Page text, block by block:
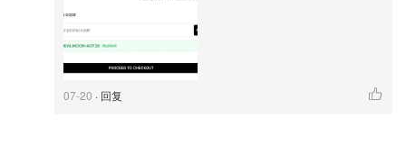
07-20 · 回复